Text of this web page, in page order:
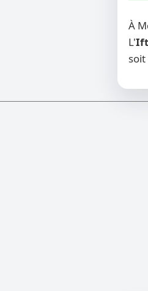
À
L'
soit